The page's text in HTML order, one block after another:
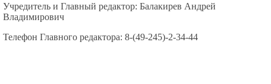
Учредитель и Главный редактор: Балакирев Андрей
Владимирович
Телефон Главного редактора: 8-(49-245)-2-34-44